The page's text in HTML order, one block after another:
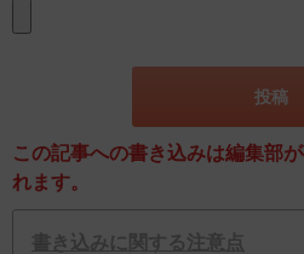
この記事への書き込みは編集部
れます。
書き込みに関する注意点